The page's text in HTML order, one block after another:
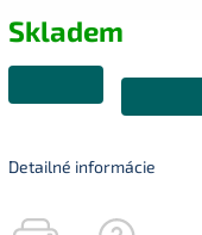
Skladem
Detailné informácie